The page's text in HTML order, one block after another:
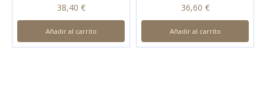
38,40 €
Añadir al carrito
36,60 €
Añadir al carrito